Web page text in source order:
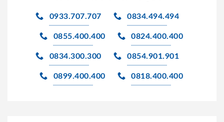
0933.707.707 0834.494.494
0855.400.400 0824.400.400
0834.300.300 0854.901.901
0899.400.400 0818.400.400